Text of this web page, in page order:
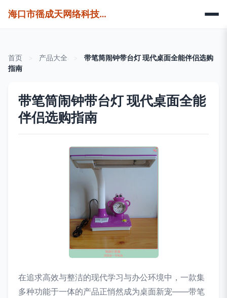
海口市徭成天网络科技有限公司
首页 产品大全
带笔筒闹钟带台灯 现代桌面全能伴侣选购
指南
带笔筒闹钟带台灯 现代桌面全能
伴侣选购指南
在追求高效与整洁的现代学习与办公环境中，一款集
多种功能于一体的产品正悄然成为桌面新宠——带笔